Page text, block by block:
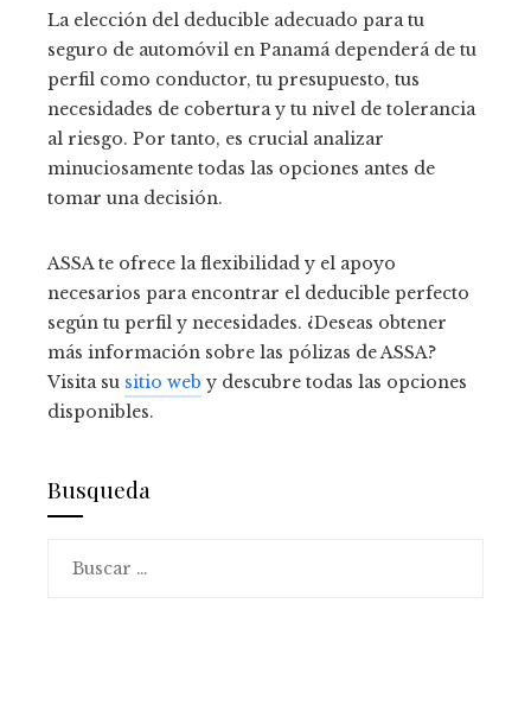
La elección del deducible adecuado para tu
seguro de automóvil en Panamá dependerá de tu
perfil como conductor, tu presupuesto, tus
necesidades de cobertura y tu nivel de tolerancia
al riesgo. Por tanto, es crucial analizar
minuciosamente todas las opciones antes de
tomar una decisión.
ASSA te ofrece la flexibilidad y el apoyo
necesarios para encontrar el deducible perfecto
según tu perfil y necesidades. ¿Deseas obtener
más información sobre las pólizas de ASSA?
Visita su sitio web y descubre todas las opciones
disponibles.
Busqueda